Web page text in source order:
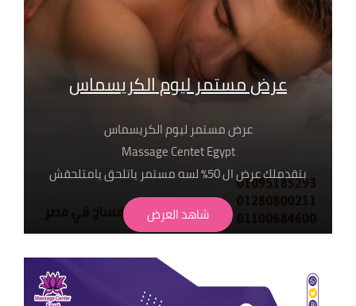
عرض مستمر ليوم الكريسماس
عرض مستمر ليوم الكريسماس
Massage Centet Egypt
بتقدملك عرض ال 50٪ لسه مستمر ياتلحق يامتلحقش
متاح جميع انواع سكراب العود الملكي و لافندر و الورد
الطبيعي وغيرهم من منتجات ذا بودي شوب
الطبيعية 100%
شاهد العرض